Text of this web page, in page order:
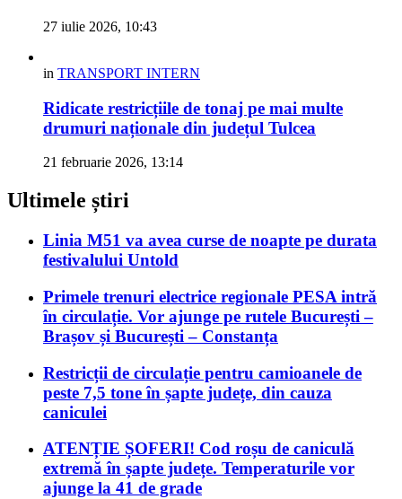
27 iulie 2026, 10:43
in TRANSPORT INTERN
Ridicate restricțiile de tonaj pe mai multe
drumuri naționale din județul Tulcea
21 februarie 2026, 13:14
Ultimele știri
Linia M51 va avea curse de noapte pe durata
festivalului Untold
Primele trenuri electrice regionale PESA intră
în circulație. Vor ajunge pe rutele București –
Brașov și București – Constanța
Restricții de circulație pentru camioanele de
peste 7,5 tone în șapte județe, din cauza
caniculei
ATENȚIE ȘOFERI! Cod roșu de caniculă
extremă în șapte județe. Temperaturile vor
ajunge la 41 de grade